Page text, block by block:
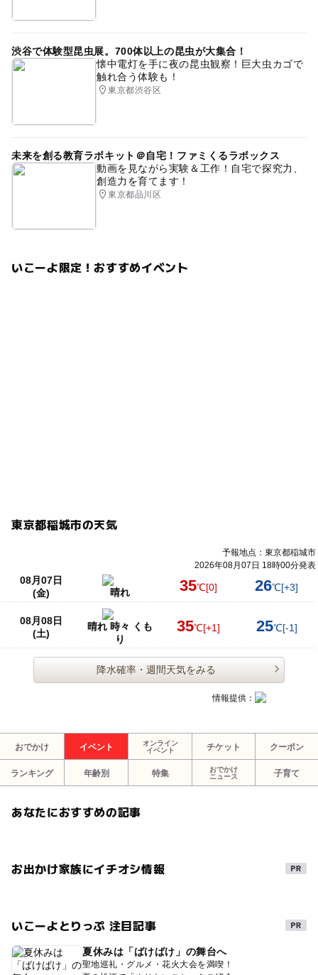
渋谷で体験型昆虫展。700体以上の昆虫が大集合！
懐中電灯を手に夜の昆虫観察！巨大虫カゴで
触れ合う体験も！
東京都渋谷区
未来を創る教育ラボキット＠自宅！ファミくるラボックス
動画を見ながら実験＆工作！自宅で探究力、
創造力を育てます！
東京都品川区
いこーよ限定！おすすめイベント
東京都稲城市の天気
予報地点：東京都稲城市
2026年08月07日 18時00分発表
08月07日
(金)
晴れ 35℃[0] 26℃[+3]
08月08日
(土)
晴れ 時々 くも
り
35℃[+1] 25℃[-1]
降水確率・週間天気をみる
情報提供：
おでかけ イベント
オンライン
イベント
チケット クーポン
ランキング 年齢別 特集
おでかけ
ニュース
子育て
あなたにおすすめの記事
お出かけ家族にイチオシ情報
いこーよとりっぷ 注目記事
夏休みは「ばけばけ」の舞台へ
聖地巡礼・グルメ・花火大会を満喫！